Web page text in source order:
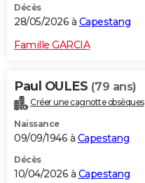
Décès
28/05/2026 à Capestang
Famille GARCIA
Paul OULES (79 ans)
Créer une cagnotte obsèques
Naissance
09/09/1946 à Capestang
Décès
10/04/2026 à Capestang